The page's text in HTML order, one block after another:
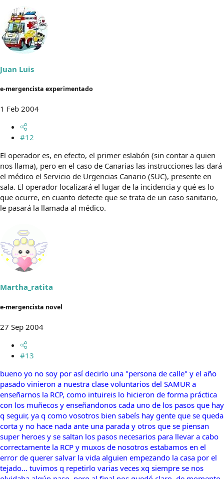
Juan Luis
e-mergencista experimentado
1 Feb 2004
#12
El operador es, en efecto, el primer eslabón (sin contar a quien
nos llama), pero en el caso de Canarias las instrucciones las dará
el médico el Servicio de Urgencias Canario (SUC), presente en
sala. El operador localizará el lugar de la incidencia y qué es lo
que ocurre, en cuanto detecte que se trata de un caso sanitario,
le pasará la llamada al médico.
Martha_ratita
e-mergencista novel
27 Sep 2004
#13
bueno yo no soy por así decirlo una "persona de calle" y el año
pasado vinieron a nuestra clase voluntarios del SAMUR a
enseñarnos la RCP, como intuireis lo hicieron de forma práctica
con los muñecos y enseñandonos cada uno de los pasos que hay
q seguir, ya q como vosotros bien sabeís hay gente que se queda
corta y no hace nada ante una parada y otros que se piensan
super heroes y se saltan los pasos necesarios para llevar a cabo
correctamente la RCP y muxos de nosotros estabamos en el
error de querer salvar la vida alguien empezando la casa por el
tejado... tuvimos q repetirlo varias veces xq siempre se nos